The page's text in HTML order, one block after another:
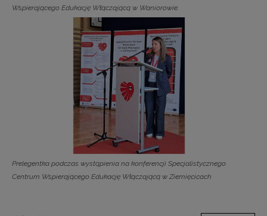
Wspierającego Edukację Włączającą w Waniorowie.
Prelegentka podczas wystąpienia na konferencji Specjalistycznego
Centrum Wspierającego Edukację Włączającą w Ziemięcicach